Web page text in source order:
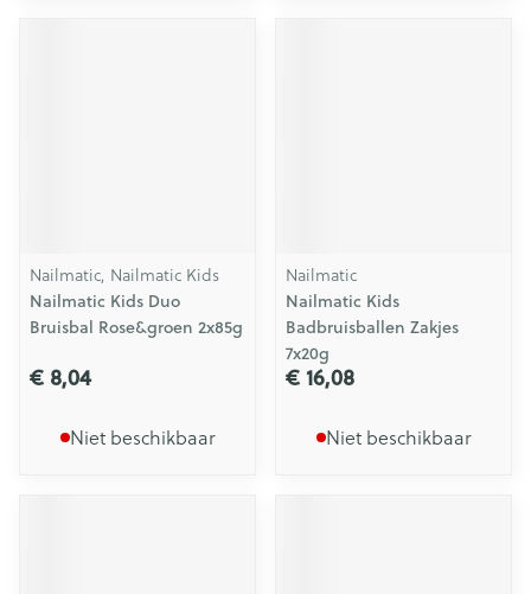
Nailmatic, Nailmatic Kids
Nailmatic Kids Duo
Bruisbal Rose&groen 2x85g
€ 8,04
Niet beschikbaar
Nailmatic
Nailmatic Kids
Badbruisballen Zakjes
7x20g
€ 16,08
Niet beschikbaar